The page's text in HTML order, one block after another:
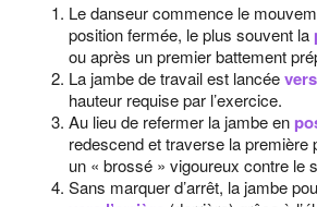
Le danseur commence le
position fermée, le plus souvent la
ou après un premier battement
La jambe de travail est lancée
hauteur requise par l’exercice.
Au lieu de refermer la jambe en
redescend et traverse la première
un « brossé » vigoureux contre le
Sans marquer d’arrêt, la jambe